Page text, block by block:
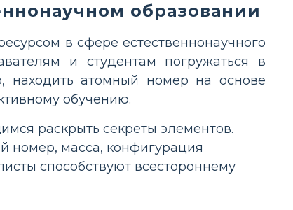
образовании
в сфере естественнонаучного
и студентам погружаться в
находить атомный номер на основе
обучению.
раскрыть секреты элементов.
номер, масса, конфигурация
способствуют всестороннему